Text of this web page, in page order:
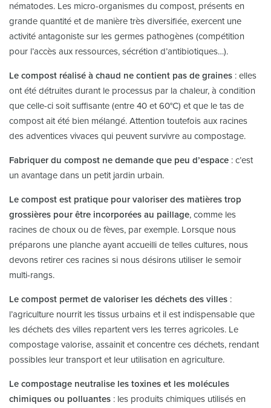
nématodes. Les micro-organismes du compost, présents en
grande quantité et de manière très diversifiée, exercent une
activité antagoniste sur les germes pathogènes (compétition
pour l’accès aux ressources, sécrétion d’antibiotiques…).
Le compost réalisé à chaud ne contient pas de graines : elles
ont été détruites durant le processus par la chaleur, à condition
que celle-ci soit suffisante (entre 40 et 60°C) et que le tas de
compost ait été bien mélangé. Attention toutefois aux racines
des adventices vivaces qui peuvent survivre au compostage.
Fabriquer du compost ne demande que peu d’espace : c’est
un avantage dans un petit jardin urbain.
Le compost est pratique pour valoriser des matières trop
grossières pour être incorporées au paillage, comme les
racines de choux ou de fèves, par exemple. Lorsque nous
préparons une planche ayant accueilli de telles cultures, nous
devons retirer ces racines si nous désirons utiliser le semoir
multi-rangs.
Le compost permet de valoriser les déchets des villes :
l’agriculture nourrit les tissus urbains et il est indispensable que
les déchets des villes repartent vers les terres agricoles. Le
compostage valorise, assainit et concentre ces déchets, rendant
possibles leur transport et leur utilisation en agriculture.
Le compostage neutralise les toxines et les molécules
chimiques ou polluantes : les produits chimiques utilisés en